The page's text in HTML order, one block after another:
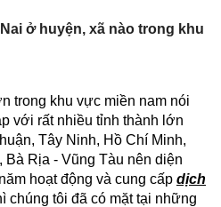
ở huyện, xã nào trong khu
trong khu vực miền nam nói
với rất nhiều tỉnh thành lớn
Tây Ninh, Hồ Chí Minh,
Rịa - Vũng Tàu nên diện
hoạt động và cung cấp dịch
chúng tôi đã có mặt tại những